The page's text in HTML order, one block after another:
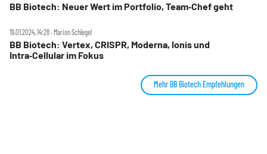
BB Biotech: Neuer Wert im Portfolio, Team‑Chef geht
19.01.2024, 14:28 ‧ Marion Schlegel
BB Biotech: Vertex, CRISPR, Moderna, Ionis und
Intra‑Cellular im Fokus
Mehr BB Biotech Empfehlungen